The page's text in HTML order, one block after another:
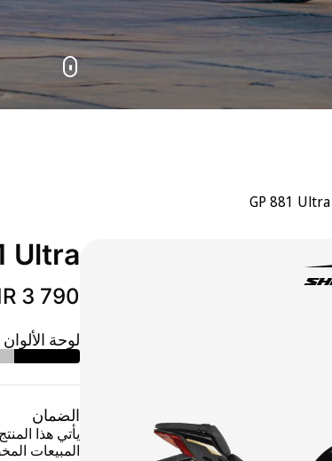
GP 881 Ultra
Ultra
3 790
لوحة الألوان
الضمان
المبيعات